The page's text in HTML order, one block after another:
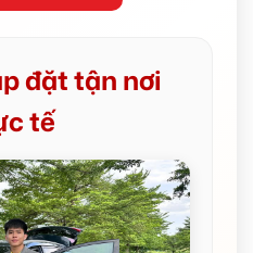
đặt tận nơi
tế